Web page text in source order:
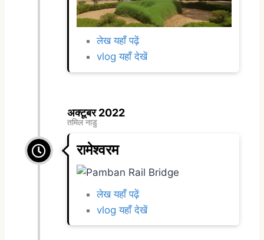
लेख यहाँ पढ़ें
vlog यहाँ देखें
अक्टूबर 2022
तमिल नाडु
रामेश्वरम
लेख यहाँ पढ़ें
vlog यहाँ देखें